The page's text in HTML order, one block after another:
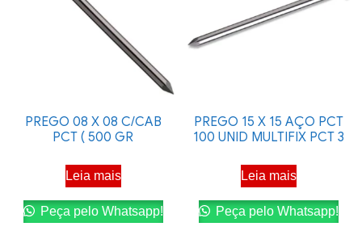
PREGO 08 X 08 C/CAB
PCT ( 500 GR
Leia mais
Peça pelo Whatsapp!
PREGO 15 X 15 AÇO PCT
100 UNID MULTIFIX PCT 3
Leia mais
Peça pelo Whatsapp!